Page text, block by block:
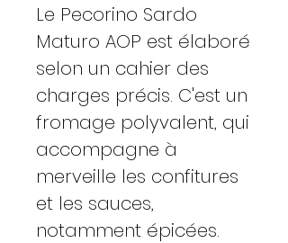
Le Pecorino Sardo
Maturo AOP est élaboré
selon un cahier des
charges précis. C'est un
fromage polyvalent, qui
accompagne à
merveille les confitures
et les sauces,
notamment épicées.